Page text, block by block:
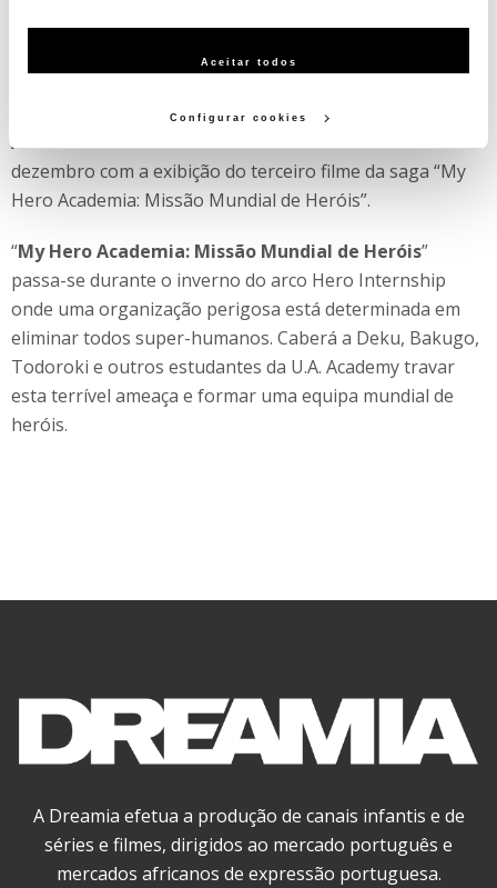
publicidade personalizada). Pode gerir a utilização dos
Aceitar todos
Configurar cookies
sistema de segurança da exposição e um plano sinistro é
colocado em prática, eles terão que agir rapidamente.
O terceiro e mais recente filme da saga “
Academia” encerra este ciclo de cinema no dia 30 de
dezembro com a exibição do terceiro filme da saga “My
Hero Academia: Missão Mundial de Heróis”.
“My Hero Academia: Missão Mundial de Heróis”
passa-se durante o inverno do arco Hero Internship
onde uma organização perigosa está determinada em
eliminar todos super-humanos. Caberá a Deku, Bakugo,
Todoroki e outros estudantes da U.A. Academy travar
esta terrível ameaça e formar uma equipa mundial de
heróis.
A Dreamia efetua a produção de canais infantis e de
séries e filmes, dirigidos ao mercado português e
mercados africanos de expressão portuguesa.